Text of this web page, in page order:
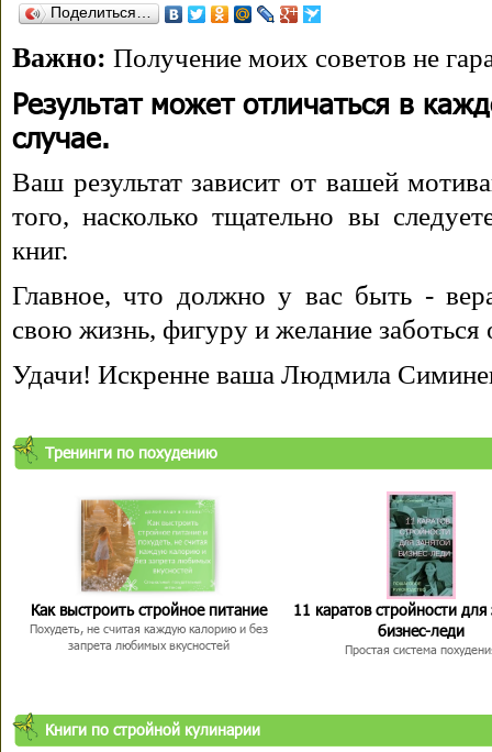
Поделиться…
Важно: Получение моих советов не
Результат может отличаться в
случае.
Ваш результат зависит от вашей
того, насколько тщательно вы
книг.
Главное, что должно у вас быть -
свою жизнь, фигуру и желание заботься
Удачи! Искренне ваша Людмила
Тренинги по похудению
Как выстроить стройное питание
Похудеть, не считая каждую калорию и без
запрета любимых вкусностей
11 каратов стройности для
бизнес-леди
Простая система
Книги по стройной кулинарии